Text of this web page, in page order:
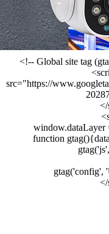
<!-- Global site tag
src="https://
window.dataLayer
function
gtag('config',